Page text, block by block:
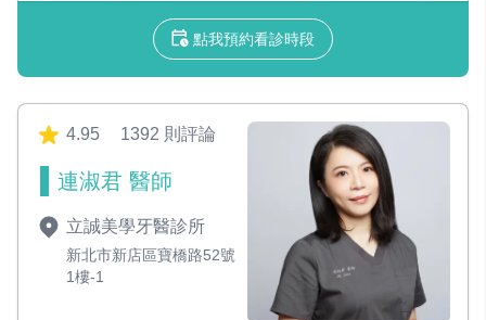
點我預約看診時段
4.95 1392 則評論
連淑君 醫師
立誠美學牙醫診所
新北市新店區寶橋路52號
1樓-1